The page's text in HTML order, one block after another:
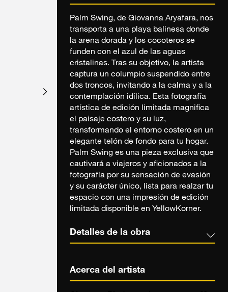
Palm Swing, de Giovanna Aryafara, nos
transporta a una playa balinesa donde
la arena dorada y los cocoteros se
funden con el azul de las aguas
cristalinas. Tras su objetivo, la artista
captura un columpio suspendido entre
dos troncos, invitando a la calma y a la
contemplación idílica. Esta fotografía
artística de edición limitada magnifica
el paisaje costero y su luz,
transformando el entorno costero en un
elegante telón de fondo para tu hogar.
Palm Swing es una pieza exclusiva que
cautivará a viajeros y aficionados a la
fotografía por su sensación de evasión
y su carácter único, lista para realzar tu
espacio con una impresión de edición
limitada disponible en YellowKorner.
Detalles de la obra
Acerca del artista